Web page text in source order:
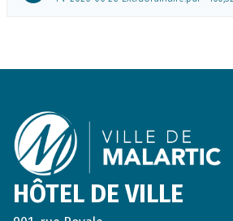
HÔTEL DE VILLE